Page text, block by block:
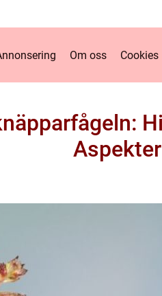
Om oss Cookies
Aspekter